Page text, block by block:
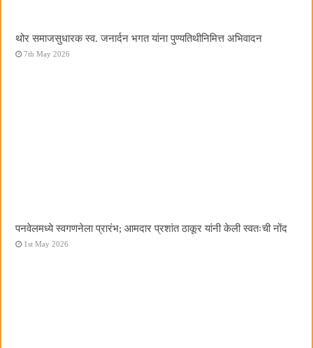
थोर समाजसुधारक स्व. जनार्दन भगत यांना पुण्यतिथीनिमित्त अभिवादन
7th May 2026
पनवेलमध्ये स्वगणनेला प्रारंभ; आमदार प्रशांत ठाकूर यांनी केली स्वतःची नोंद
1st May 2026